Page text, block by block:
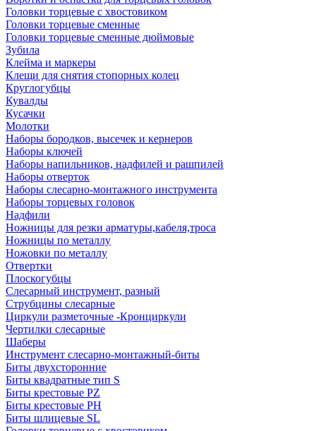
Головки торцевые с хвостовиком
Головки торцевые сменные
Головки торцевые сменные дюймовые
Зубила
Клейма и маркеры
Клещи для снятия стопорных колец
Круглогубцы
Кувалды
Кусачки
Молотки
Наборы бородков, высечек и кернеров
Наборы ключей
Наборы напильников, надфилей и рашпилей
Наборы отверток
Наборы слесарно-монтажного инструмента
Наборы торцевых головок
Надфили
Ножницы для резки арматуры,кабеля,троса
Ножницы по металлу
Ножовки по металлу
Отвертки
Плоскогубцы
Слесарный инструмент, разный
Струбцины слесарные
Циркули разметочные -Кронциркули
Чертилки слесарные
Шаберы
Инструмент слесарно-монтажный-биты
Биты двухсторонние
Биты квадратные тип S
Биты крестовые РZ
Биты крестовые РН
Биты шлицевые SL